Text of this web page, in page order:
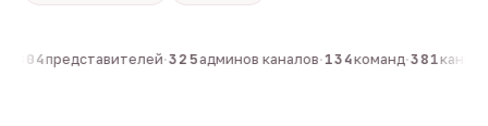
804представителей·325админов каналов·134команд·381